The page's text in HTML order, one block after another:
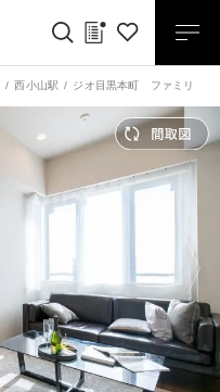
西小山駅 ジオ目黒本町 ファミリーに